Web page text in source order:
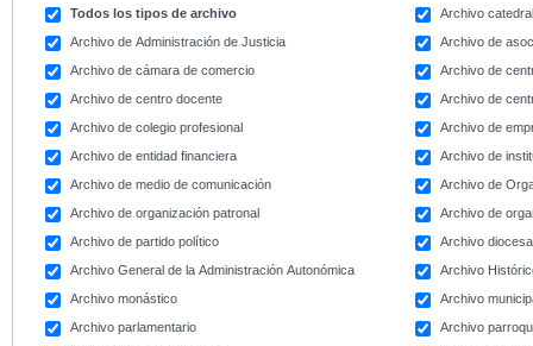
Todos los tipos de archivo
Archivo
Archivo de Administración de Justicia
Archivo de
Archivo de cámara de comercio
Archivo de
Archivo de centro docente
Archivo de
Archivo de colegio profesional
Archivo de
Archivo de entidad financiera
Archivo de
Archivo de medio de comunicación
Archivo de
Archivo de organización patronal
Archivo de
Archivo de partido político
Archivo
Archivo General de la Administración Autonómica
Archivo
Archivo monástico
Archivo
Archivo parlamentario
Archivo